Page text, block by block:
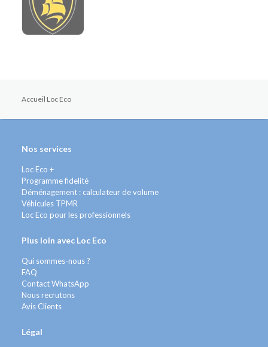
Accueil Loc Eco
Nos services
Loc Eco +
Programme fidelité
Déménagement : calculateur de volume
Véhicules TPMR
Loc Eco pour les professionnels
Plus loin avec Loc Eco
Qui sommes-nous ?
FAQ
Contact WhatsApp
Nous recrutons
Avis Clients
Légal